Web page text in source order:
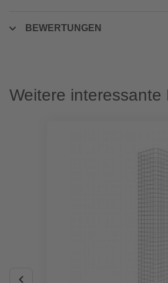
BEWERTUNGEN
Weitere interessante